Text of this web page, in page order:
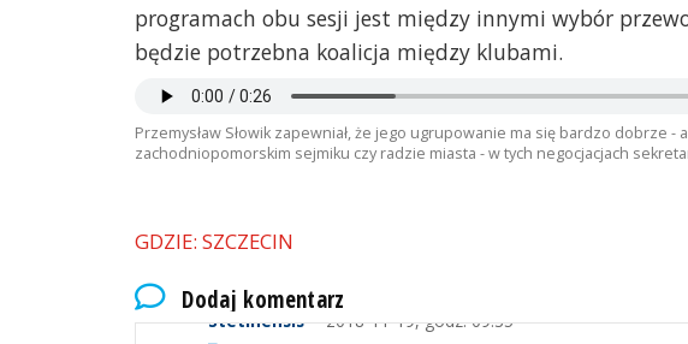
programach obu sesji jest między innymi wybór
będzie potrzebna koalicja między klubami.
Przemysław Słowik zapewniał, że jego ugrupowanie ma się bardzo dobrze -
zachodniopomorskim sejmiku czy radzie miasta - w tych negocjacjach
GDZIE: SZCZECIN
Dodaj komentarz
Stetinensis 2018-11-19, godz. 09:35